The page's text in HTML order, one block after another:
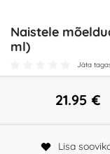
Naistele
ml)
Jäta
21.95 €
Lisa